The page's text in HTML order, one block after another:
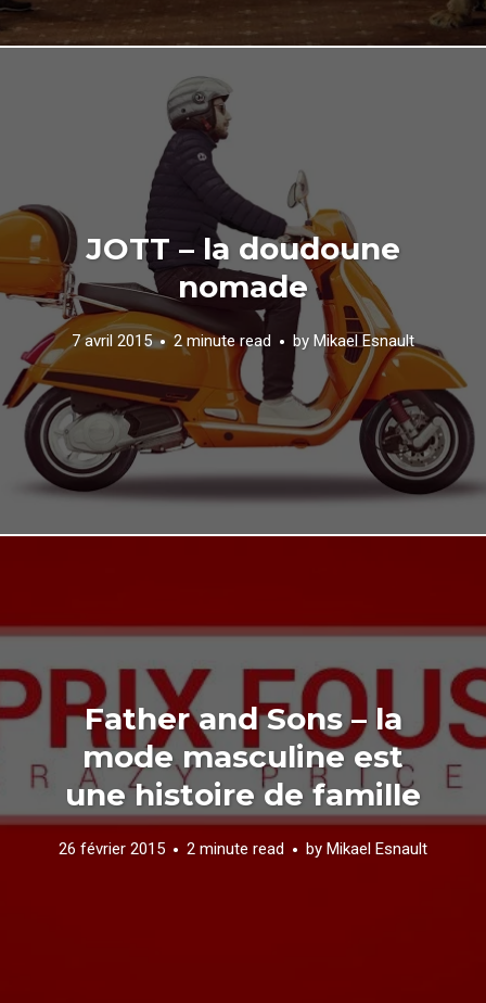
JOTT – la doudoune
nomade
7 avril 2015 2 minute read by Mikael Esnault
Father and Sons – la
mode masculine est
une histoire de famille
26 février 2015 2 minute read by Mikael Esnault